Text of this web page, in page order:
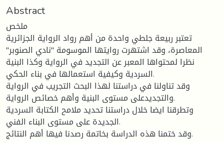
Abstract
ملخص
تعتبر ربيعة جلطي واحدة من أهم رواد الرواية الجزائرية
المعاصرة، وقد اشتهرت روايتها الموسومة "نادي الصنوبر"
نظرا لمحتواها المعبر عن التجديد في الرواية وكذا البنية
السردية وكيفية استعمالها في بناء الحكي.
وقد تناولنا في دراستنا لهذا البحث التجريب في الرواية
والتجديدعلى مستوى البنية وأهم خصائص الرواية.
وتطرقنا ايضا خلال دراستنا تحديد ملامح الكتابة السردية
الجديدة على مستوى البناء الفني.
وقد ختمنا هذه الدراسة بخاتمة رصدنا فيها أهم النتائج.